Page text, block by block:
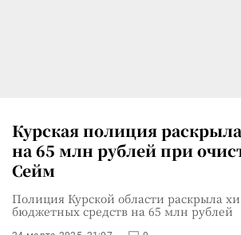
Курская полиция
на 65 млн рублей при
Сейм
Полиция Курской области раскрыла
бюджетных средств на 65 млн рублей